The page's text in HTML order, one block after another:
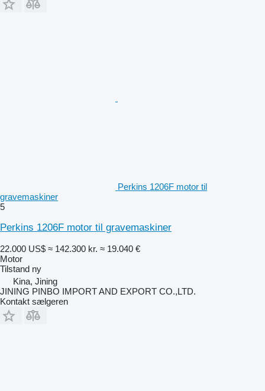
Perkins 1206F motor til
gravemaskiner
5
Perkins 1206F motor til gravemaskiner
22.000 US$ ≈ 142.300 kr. ≈ 19.040 €
Motor
Tilstand ny
Kina, Jining
JINING PINBO IMPORT AND EXPORT CO.,LTD.
Kontakt sælgeren